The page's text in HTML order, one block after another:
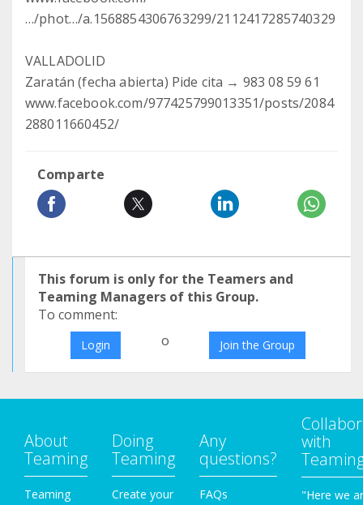
…/phot…/a.1568854306763299/2112417285740329
VALLADOLID
Zaratán (fecha abierta) Pide cita → 983 08 59 61
www.facebook.com/977425799013351/posts/2084
288011660452/
Comparte
This forum is only for the Teamers and
Teaming Managers of this Group.
To comment:
Login o Join the Group
About
Teaming
Teaming
Doing
Teaming
Create your
Any
questions?
FAQs
with
"Here we